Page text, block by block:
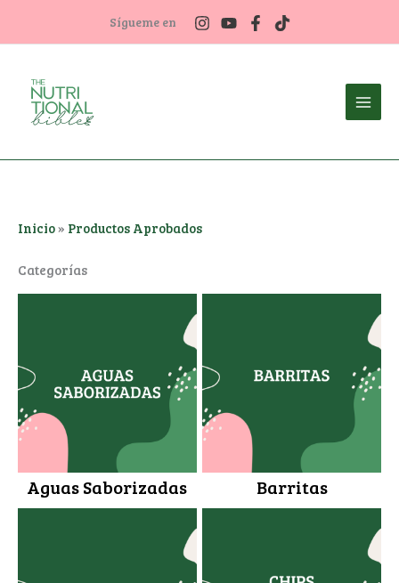
contenido
Sígueme en
Inicio» Productos Aprobados
Categorías
Aguas Saborizadas Barritas